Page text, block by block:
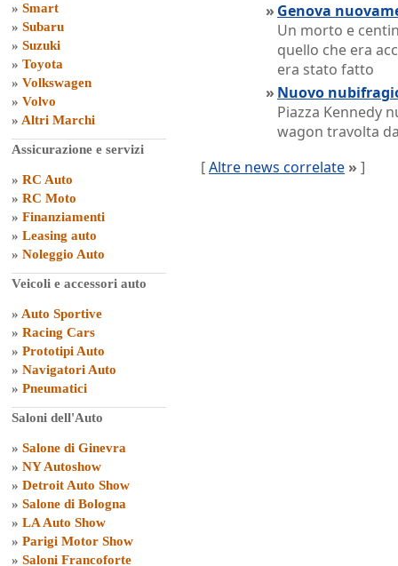
» Smart
» Subaru
» Suzuki
» Toyota
» Volkswagen
» Volvo
» Altri Marchi
Assicurazione e servizi
» RC Auto
» RC Moto
» Finanziamenti
» Leasing auto
» Noleggio Auto
Veicoli e accessori auto
» Auto Sportive
» Racing Cars
» Prototipi Auto
» Navigatori Auto
» Pneumatici
Saloni dell'Auto
» Salone di Ginevra
» NY Autoshow
» Detroit Auto Show
» Salone di Bologna
» LA Auto Show
» Parigi Motor Show
» Saloni Francoforte
» Genova
Un morto e
quello che era
era stato fatto
» Nuovo
Piazza Kennedy
wagon travolta
[Altre news correlate » ]